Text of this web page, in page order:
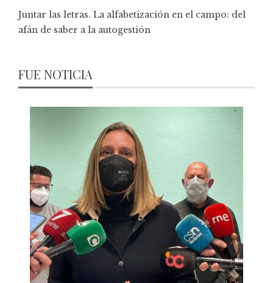
Juntar las letras. La alfabetización en el campo: del
afán de saber a la autogestión
FUE NOTICIA